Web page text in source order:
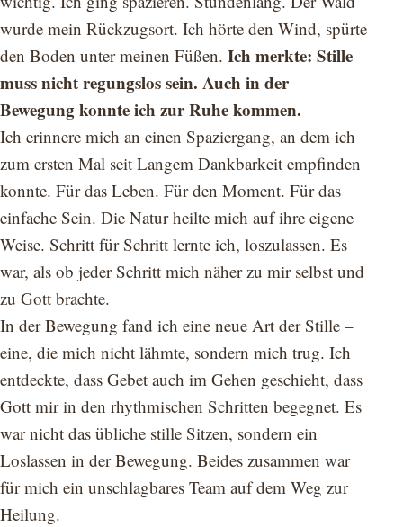
wurde mein Rückzugsort. Ich hörte den Wind, spürte
den Boden unter meinen Füßen. Ich merkte: Stille
muss nicht regungslos sein. Auch in der
Bewegung konnte ich zur Ruhe kommen.
Ich erinnere mich an einen Spaziergang, an dem ich
zum ersten Mal seit Langem Dankbarkeit empfinden
konnte. Für das Leben. Für den Moment. Für das
einfache Sein. Die Natur heilte mich auf ihre eigene
Weise. Schritt für Schritt lernte ich, loszulassen. Es
war, als ob jeder Schritt mich näher zu mir selbst und
zu Gott brachte.
In der Bewegung fand ich eine neue Art der Stille –
eine, die mich nicht lähmte, sondern mich trug. Ich
entdeckte, dass Gebet auch im Gehen geschieht, dass
Gott mir in den rhythmischen Schritten begegnet. Es
war nicht das übliche stille Sitzen, sondern ein
Loslassen in der Bewegung. Beides zusammen war
für mich ein unschlagbares Team auf dem Weg zur
Heilung.